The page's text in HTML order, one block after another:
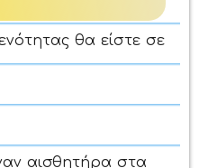
θα είστε σε
αισθητήρα στα